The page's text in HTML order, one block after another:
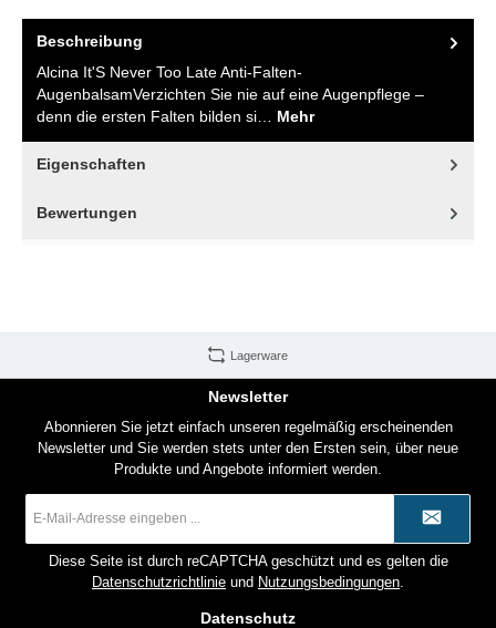
Beschreibung
Alcina It'S Never Too Late Anti-Falten-
AugenbalsamVerzichten Sie nie auf eine Augenpflege –
denn die ersten Falten bilden si…
Mehr
Eigenschaften
Bewertungen
Lagerware
Newsletter
Abonnieren Sie jetzt einfach unseren regelmäßig erscheinenden
Newsletter und Sie werden stets unter den Ersten sein, über neue
Produkte und Angebote informiert werden.
Mail-
Diese Seite ist durch reCAPTCHA geschützt und es gelten die
Datenschutzrichtlinie und Nutzungsbedingungen
Datenschutz